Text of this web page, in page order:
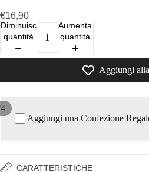
4
€16,90
Diminuisci
quantità
Aumenta
quantità
Aggiungi
Aggiungi una Confezione
CARATTERISTICHE